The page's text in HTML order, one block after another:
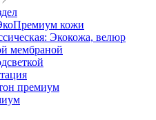
кожи
Экокожа, велюр
мембраной
премиум